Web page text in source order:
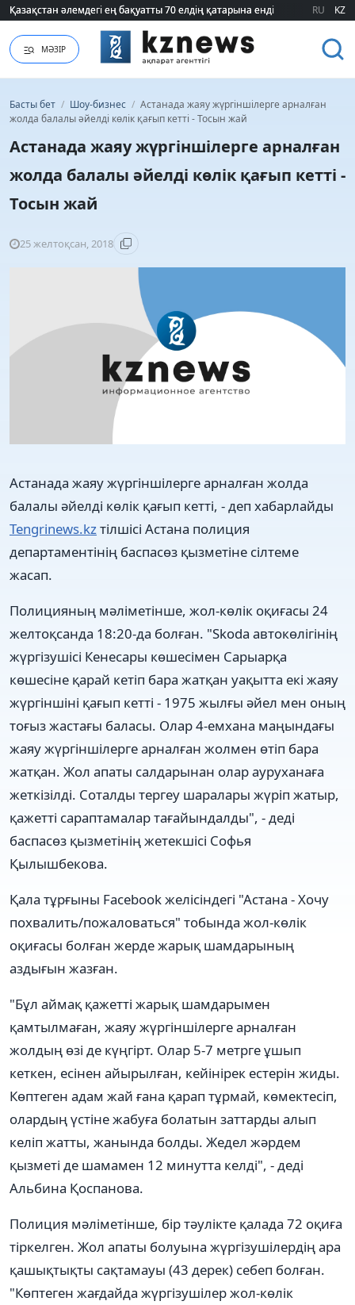
Қазақстан әлемдегі ең бақуатты 70 елдің қатарына енді
Қазақстан әлемдегі ең бақуатты 70 елдің қатарына енді RU KZ
МӘЗІР
Басты бет / Шоу-бизнес / Астанада жаяу жүргіншілерге арналған
жолда балалы әйелді көлік қағып кетті - Тосын жай
Астанада жаяу жүргіншілерге арналған
жолда балалы әйелді көлік қағып кетті -
Тосын жай
25 желтоқсан, 2018
Астанада жаяу жүргіншілерге арналған жолда
балалы әйелді көлік қағып кетті, - деп хабарлайды
Tengrinews.kz тілшісі Астана полиция
департаментінің баспасөз қызметіне сілтеме
жасап.
Полицияның мәліметінше, жол-көлік оқиғасы 24
желтоқсанда 18:20-да болған. "Skoda автокөлігінің
жүргізушісі Кенесары көшесімен Сарыарқа
көшесіне қарай кетіп бара жатқан уақытта екі жаяу
жүргіншіні қағып кетті - 1975 жылғы әйел мен оның
тоғыз жастағы баласы. Олар 4-емхана маңындағы
жаяу жүргіншілерге арналған жолмен өтіп бара
жатқан. Жол апаты салдарынан олар ауруханаға
жеткізілді. Соталды тергеу шаралары жүріп жатыр,
қажетті сараптамалар тағайындалды", - деді
баспасөз қызметінің жетекшісі Софья
Қылышбекова.
Қала тұрғыны Facebook желісіндегі "Астана - Хочу
похвалить/пожаловаться" тобында жол-көлік
оқиғасы болған жерде жарық шамдарының
аздығын жазған.
"Бұл аймақ қажетті жарық шамдарымен
қамтылмаған, жаяу жүргіншілерге арналған
жолдың өзі де күңгірт. Олар 5-7 метрге ұшып
кеткен, есінен айырылған, кейінірек естерін жиды.
Көптеген адам жай ғана қарап тұрмай, көмектесіп,
олардың үстіне жабуға болатын заттарды алып
келіп жатты, жанында болды. Жедел жәрдем
қызметі де шамамен 12 минутта келді", - деді
Альбина Қоспанова.
Полиция мәліметінше, бір тәулікте қалада 72 оқиға
тіркелген. Жол апаты болуына жүргізушілердің ара
қашықтықты сақтамауы (43 дерек) себеп болған.
"Көптеген жағдайда жүргізушілер жол-көлік